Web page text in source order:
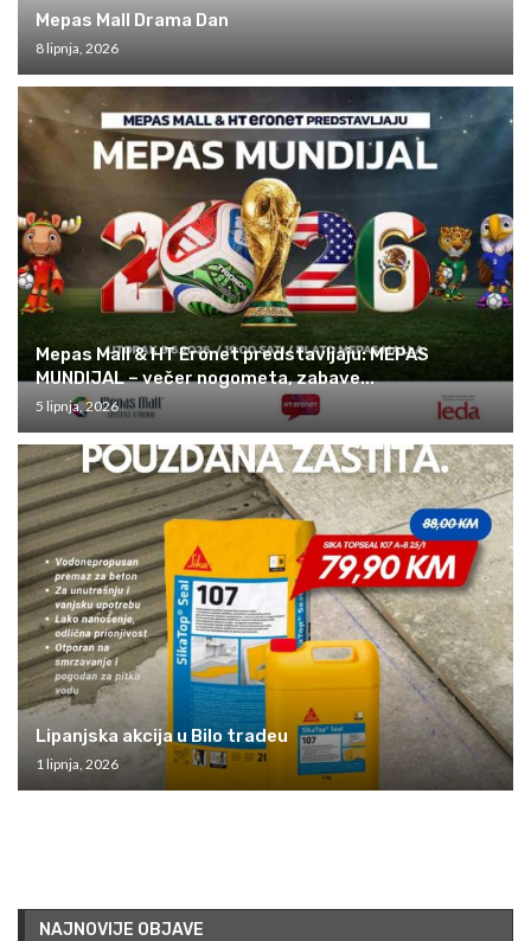
Mepas Mall Drama Dan
8 lipnja, 2026
Mepas Mall & HT Eronet predstavljaju: MEPAS
MUNDIJAL – večer nogometa, zabave...
5 lipnja, 2026
Lipanjska akcija u Bilo tradeu
1 lipnja, 2026
NAJNOVIJE OBJAVE